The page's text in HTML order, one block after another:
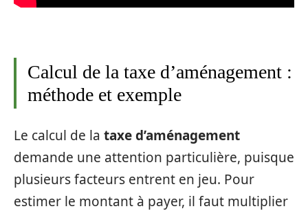
Calcul de la taxe d’aménagement :
méthode et exemple
Le calcul de la taxe d’aménagement
demande une attention particulière, puisque
plusieurs facteurs entrent en jeu. Pour
estimer le montant à payer, il faut multiplier